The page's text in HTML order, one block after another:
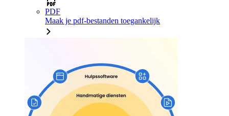
PDF
Maak je pdf-bestanden toegankelijk